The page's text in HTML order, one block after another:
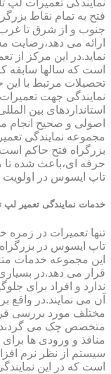
نمایندگی تعمیرات لپ
فتح به تمام نقاط
جنوب و از شرق تا غرب
ارائه می
نماید.در این مرکز از
است که سالها سابقه
تحصیلات مرتبط با این
نمایندگی جهت
استانداردهای بین
اصولی و صحیح انجام
مجموعه نمایندگی
بزرگراه فتح حاکم
حرفه ای،باعث شده تا
تاپ ایسوس در اولویت
خدمات نمایندگی تعمیر لپ
تنها تعمیرات در زمره
تاپ ایسوس در
این مجموعه خدمات
قرار می دهد.در
ندارد و افراد برای
آن می نمایند.در
مختلف مورد بررسی
متخصص چک می
منافذ و ورودی ها
سیستم از نظر نرم
است که در این